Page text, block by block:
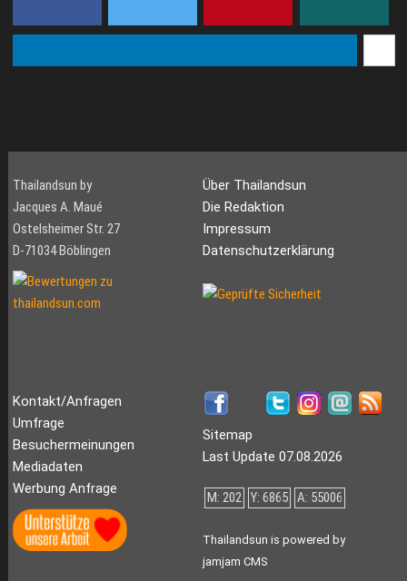
Thailandsun by
Jacques A. Maué
Ostelsheimer Str. 27
D-71034 Böblingen
Über Thailandsun
Die Redaktion
Impressum
Datenschutzerklärung
Kontakt/Anfragen
Umfrage
Besuchermeinungen
Mediadaten
Werbung Anfrage
Sitemap
Last Update 07.08.2026
M: 202 Y: 6865 A: 55006
Thailandsun is powered by
jamjam CMS